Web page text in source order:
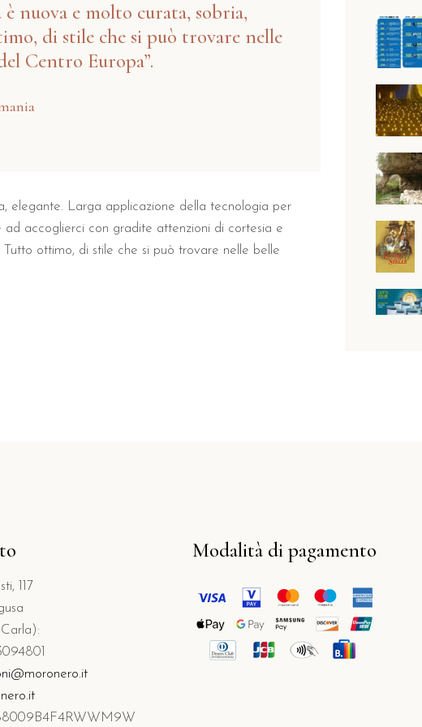
nuova e molto curata, sobria,
di stile che si può trovare nelle
Centro Europa”.
elegante. Larga applicazione della tecnologia per
ad accoglierci con gradite attenzioni di cortesia e
ottimo, di stile che si può trovare nelle belle
117
Modalità di pagamento